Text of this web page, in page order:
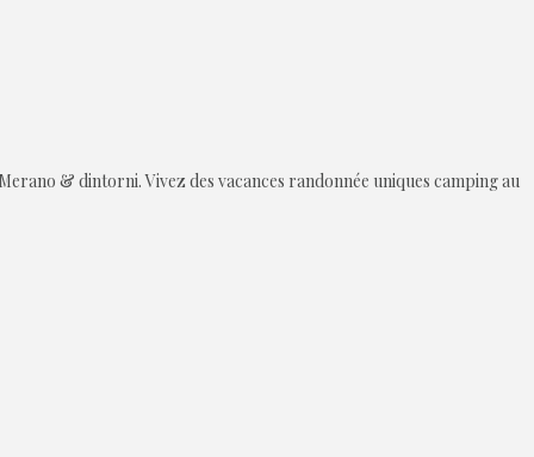
& dintorni. Vivez des vacances randonnée uniques camping au